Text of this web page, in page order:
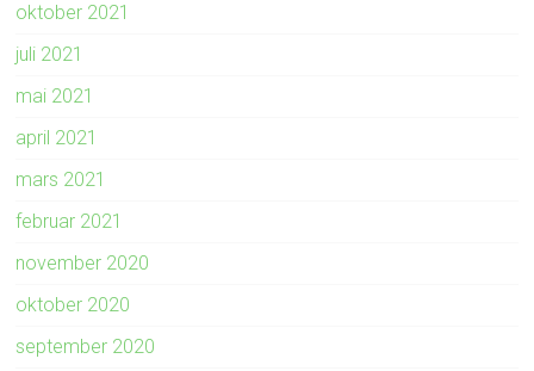
oktober 2021
juli 2021
mai 2021
april 2021
mars 2021
februar 2021
november 2020
oktober 2020
september 2020